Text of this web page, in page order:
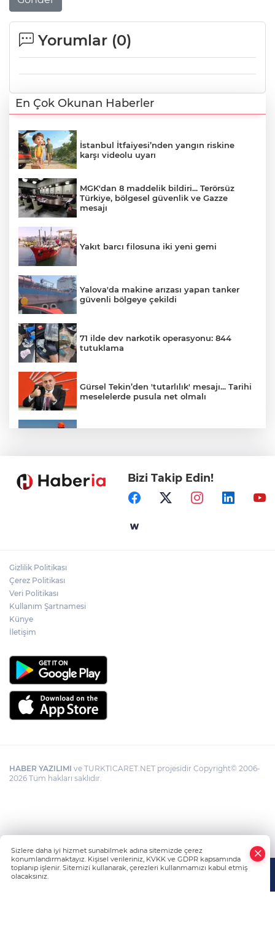
Yorumlar (0)
En Çok Okunan Haberler
İstanbul İtfaiyesi’nden yangın riskine
karşı videolu uyarı
MGK'dan 8 maddelik bildiri... Terörsüz
Türkiye, bölgesel güvenlik ve Gazze
mesajı
Yakıt barcı filosuna iki yeni gemi
Yalova'da makine arızası yapan tanker
güvenli bölgeye çekildi
71 ilde dev narkotik operasyonu: 844
tutuklama
Gürsel Tekin’den 'tutarlılık' mesajı... Tarihi
meselelerde pusula net olmalı
Samsun’da Alaçam'a yeni yaşam alanı
Yapay zekada onlarca uygulamanın
Bizi Takip Edin!
Gizlilik Politikası
Çerez Politikası
Veri Politikası
Kullanım Şartnamesi
Künye
İletişim
HABER YAZILIMI ve TURKTICARET.NET projesidir Copyright© 2006-
2026 Tüm hakları saklıdır.
Sizlere daha iyi hizmet sunabilmek adına sitemizde çerez
konumlandırmaktayız. Kişisel verileriniz, KVKK ve GDPR kapsamında
toplanıp işlenir. Sitemizi kullanarak, çerezleri kullanmamızı kabul etmiş
olacaksınız.